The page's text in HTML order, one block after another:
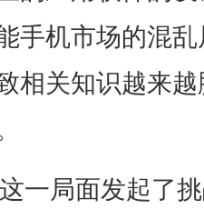
手机市场的混
相关知识越来
一局面发起了